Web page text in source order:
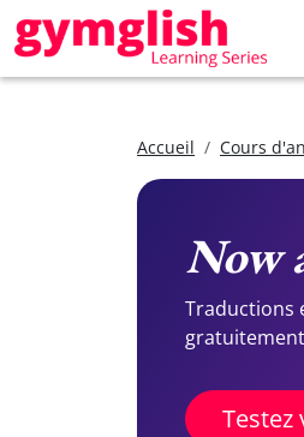
Accueil Cours
Now
Traductions
Testez